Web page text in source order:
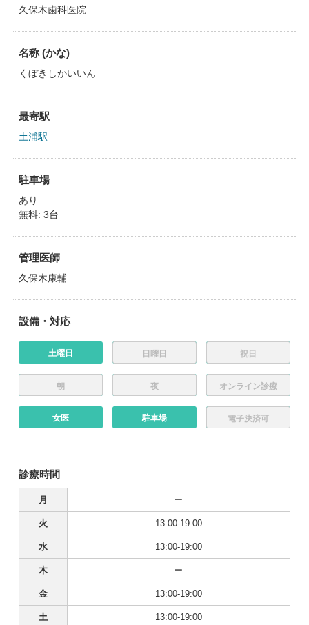
久保木歯科医院
名称 (かな)
くぼきしかいいん
最寄駅
土浦駅
駐車場
あり
無料: 3台
管理医師
久保木康輔
設備・対応
土曜日 日曜日 祝日
朝 夜 オンライン診療
女医 駐車場 電子決済可
診療時間
月 ー
火 13:00-19:00
水 13:00-19:00
木 ー
金 13:00-19:00
土 13:00-19:00